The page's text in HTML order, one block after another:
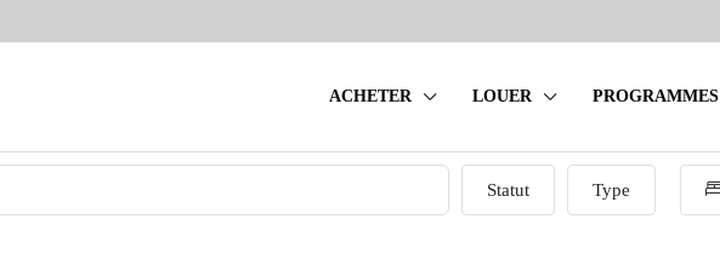
ACHETER LOUER PROGRAMMES
Statut Type